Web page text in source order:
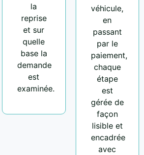
la
reprise
et sur
quelle
base la
demande
est
examinée.
véhicule,
en
passant
par le
paiement,
chaque
étape
est
gérée de
façon
lisible et
encadrée
avec